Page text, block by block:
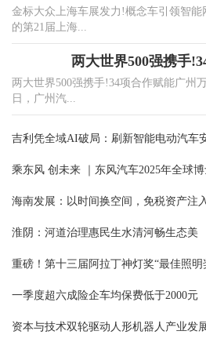
金标大众上海车展发力!概念车引领智能
的第21届上海...
两大世界500强携手
两大世界500强携手!34项合作赋能广州
日，广州汽...
吉利凭全域AI破局：刷新智能电动汽车
乘东风 创未来 ｜东风汽车2025年全球
海南发展：以时间换空间，免税资产注
淮阴：河道治理惠民生水清河畅生态美
重磅！第十三届阿拉丁神灯奖“最佳照明
一季度超六成险企车均保费低于2000元
资本与技术双轮驱动人形机器人产业发